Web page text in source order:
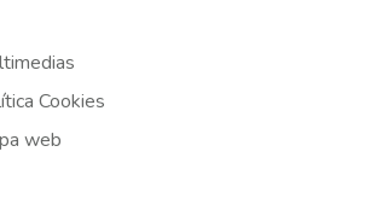
Cookies
web